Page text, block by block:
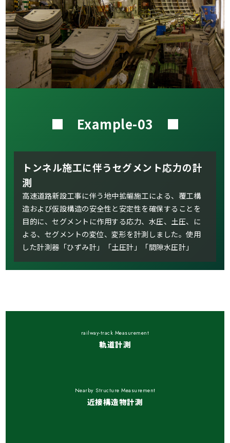
■ Example-03 ■
トンネル施工に伴うセグメント応力の計
測
高速道路新設工事に伴う地中拡幅施工による、覆工構
造および仮設構造の安全性と安定性を確保することを
目的に、セグメントに作用する応力、水圧、土圧、に
よる、セグメントの変位、変形を計測しました。使用
した計測器「ひずみ計」「土圧計」「間隙水圧計」
railway-track Measurement
軌道計測
Nearby Structure Measurement
近接構造物計測